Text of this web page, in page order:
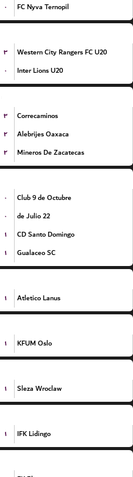
۰ FC Nyva Ternopil
۳
Western City Rangers FC U20
۰ Inter Lions U20
۳
Correcaminos
۲
Alebrijes Oaxaca
۲ Mineros De Zacatecas
۰
Club 9 de Octubre
۰
22 de Julio
۱
CD Santo Domingo
۱ Gualaceo SC
۱ Atletico Lanus
۱ KFUM Oslo
۱ Sleza Wroclaw
۱ IFK Lidingo